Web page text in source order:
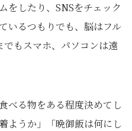
をしたり、SNSをチェック
いるつもりでも、脳はフル
もスマホ、パソコンは遠
べる物をある程度決めてし
ようか」「晩御飯は何にし